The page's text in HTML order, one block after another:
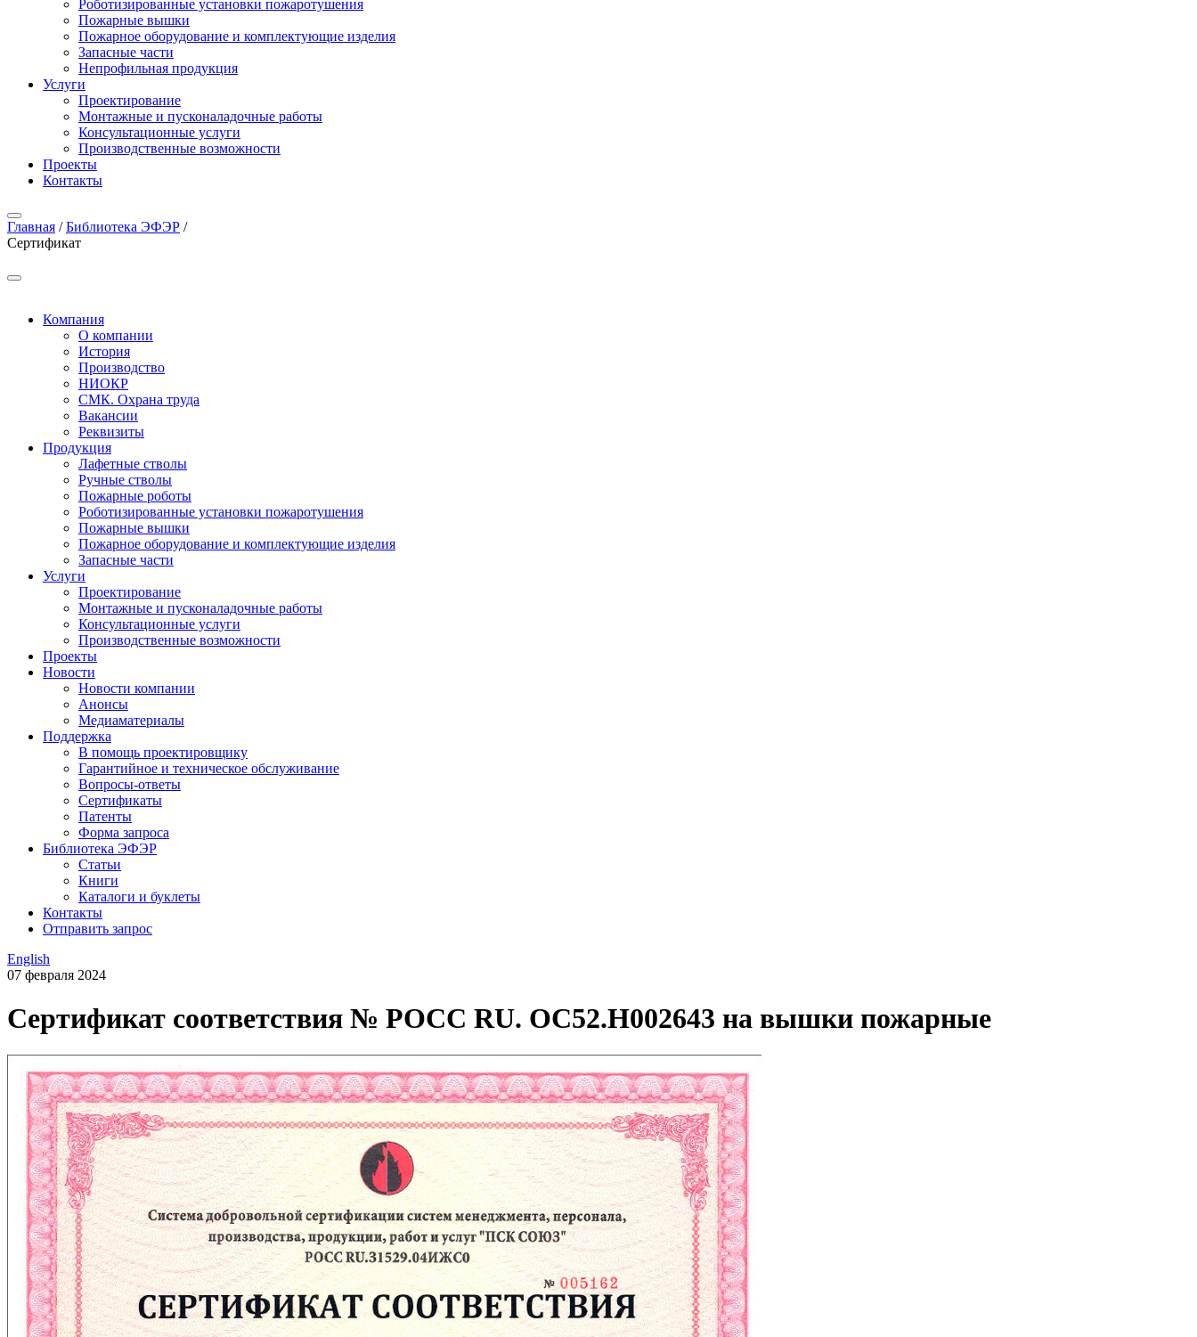
Роботизированные установки пожаротушения
Пожарные вышки
Пожарное оборудование и комплектующие изделия
Запасные части
Непрофильная продукция
Услуги
Проектирование
Монтажные и пусконаладочные работы
Консультационные услуги
Производственные возможности
Проекты
Контакты
Главная /Библиотека ЭФЭР /
Сертификат
Компания
О компании
История
Производство
НИОКР
СМК. Охрана труда
Вакансии
Реквизиты
Продукция
Лафетные стволы
Ручные стволы
Пожарные роботы
Роботизированные установки пожаротушения
Пожарные вышки
Пожарное оборудование и комплектующие изделия
Запасные части
Услуги
Проектирование
Монтажные и пусконаладочные работы
Консультационные услуги
Производственные возможности
Проекты
Новости
Новости компании
Анонсы
Медиаматериалы
Поддержка
В помощь проектировщику
Гарантийное и техническое обслуживание
Вопросы-ответы
Сертификаты
Патенты
Форма запроса
Библиотека ЭФЭР
Статьи
Книги
Каталоги и буклеты
Контакты
Отправить запрос
English
07 февраля 2024
Сертификат соответствия № РОСС RU. ОС52.H002643 на вышки пожарные